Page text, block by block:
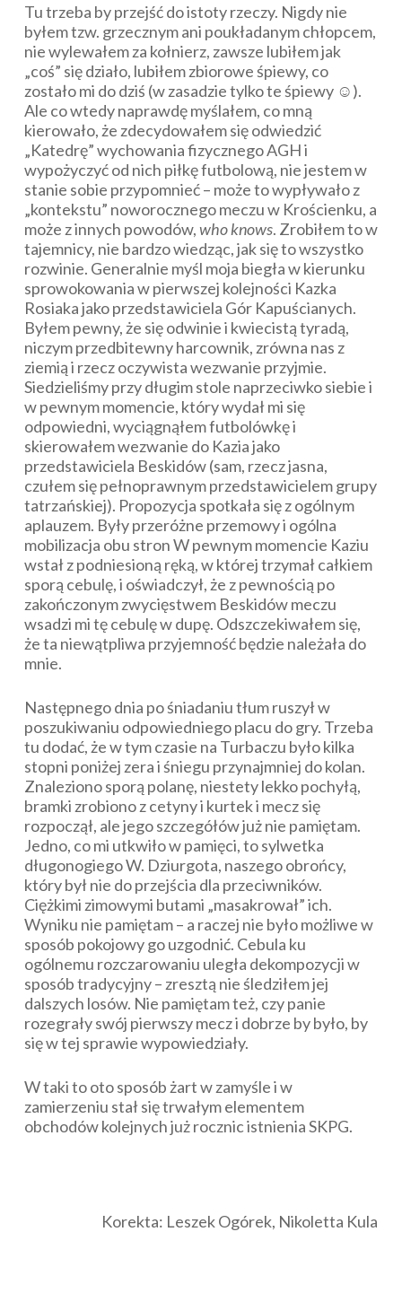
Tu trzeba by przejść do istoty rzeczy. Nigdy nie
byłem tzw. grzecznym ani poukładanym chłopcem,
nie wylewałem za kołnierz, zawsze lubiłem jak
„coś” się działo, lubiłem zbiorowe śpiewy, co
zostało mi do dziś (w zasadzie tylko te śpiewy ☺).
Ale co wtedy naprawdę myślałem, co mną
kierowało, że zdecydowałem się odwiedzić
„Katedrę” wychowania fizycznego AGH i
wypożyczyć od nich piłkę futbolową, nie jestem w
stanie sobie przypomnieć – może to wypływało z
„kontekstu” noworocznego meczu w Krościenku, a
może z innych powodów,who knows. Zrobiłem to w
tajemnicy, nie bardzo wiedząc, jak się to wszystko
rozwinie. Generalnie myśl moja biegła w kierunku
sprowokowania w pierwszej kolejności Kazka
Rosiaka jako przedstawiciela Gór Kapuścianych.
Byłem pewny, że się odwinie i kwiecistą tyradą,
niczym przedbitewny harcownik, zrówna nas z
ziemią i rzecz oczywista wezwanie przyjmie.
Siedzieliśmy przy długim stole naprzeciwko siebie i
w pewnym momencie, który wydał mi się
odpowiedni, wyciągnąłem futbolówkę i
skierowałem wezwanie do Kazia jako
przedstawiciela Beskidów (sam, rzecz jasna,
czułem się pełnoprawnym przedstawicielem grupy
tatrzańskiej). Propozycja spotkała się z ogólnym
aplauzem. Były przeróżne przemowy i ogólna
mobilizacja obu stron W pewnym momencie Kaziu
wstał z podniesioną ręką, w której trzymał całkiem
sporą cebulę, i oświadczył, że z pewnością po
zakończonym zwycięstwem Beskidów meczu
wsadzi mi tę cebulę w dupę. Odszczekiwałem się,
że ta niewątpliwa przyjemność będzie należała do
mnie.
Następnego dnia po śniadaniu tłum ruszył w
poszukiwaniu odpowiedniego placu do gry. Trzeba
tu dodać, że w tym czasie na Turbaczu było kilka
stopni poniżej zera i śniegu przynajmniej do kolan.
Znaleziono sporą polanę, niestety lekko pochyłą,
bramki zrobiono z cetyny i kurtek i mecz się
rozpoczął, ale jego szczegółów już nie pamiętam.
Jedno, co mi utkwiło w pamięci, to sylwetka
długonogiego W. Dziurgota, naszego obrońcy,
który był nie do przejścia dla przeciwników.
Ciężkimi zimowymi butami „masakrował” ich.
Wyniku nie pamiętam – a raczej nie było możliwe w
sposób pokojowy go uzgodnić. Cebula ku
ogólnemu rozczarowaniu uległa dekompozycji w
sposób tradycyjny – zresztą nie śledziłem jej
dalszych losów. Nie pamiętam też, czy panie
rozegrały swój pierwszy mecz i dobrze by było, by
się w tej sprawie wypowiedziały.
W taki to oto sposób żart w zamyśle i w
zamierzeniu stał się trwałym elementem
obchodów kolejnych już rocznic istnienia SKPG.
Korekta: Leszek Ogórek, Nikoletta Kula